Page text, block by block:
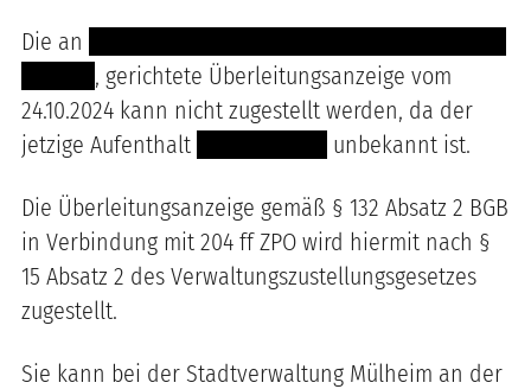
Die an
, gerichtete Überleitungsanzeige vom
24.10.2024 kann nicht zugestellt werden, da der
jetzige Aufenthalt
unbekannt ist.
Die Überleitungsanzeige gemäß § 132 Absatz 2 BGB
in Verbindung mit 204 ff ZPO wird hiermit nach §
15 Absatz 2 des Verwaltungszustellungsgesetzes
zugestellt.
Sie kann bei der Stadtverwaltung Mülheim an der